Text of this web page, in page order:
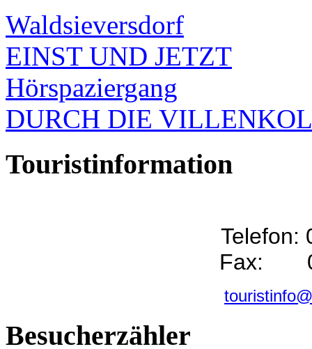
Waldsieversdorf
EINST UND JETZT
Hörspaziergang
DURCH DIE
Touristinformation
Telefon:
Fax:
Besucherzähler